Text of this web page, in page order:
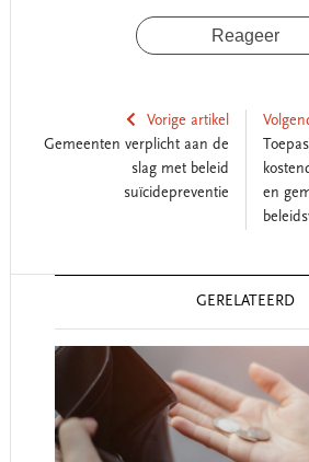
Reageer
Vorige artikel
Gemeenten verplicht aan de
slag met beleid
suïcidepreventie
en
GERELATEERD